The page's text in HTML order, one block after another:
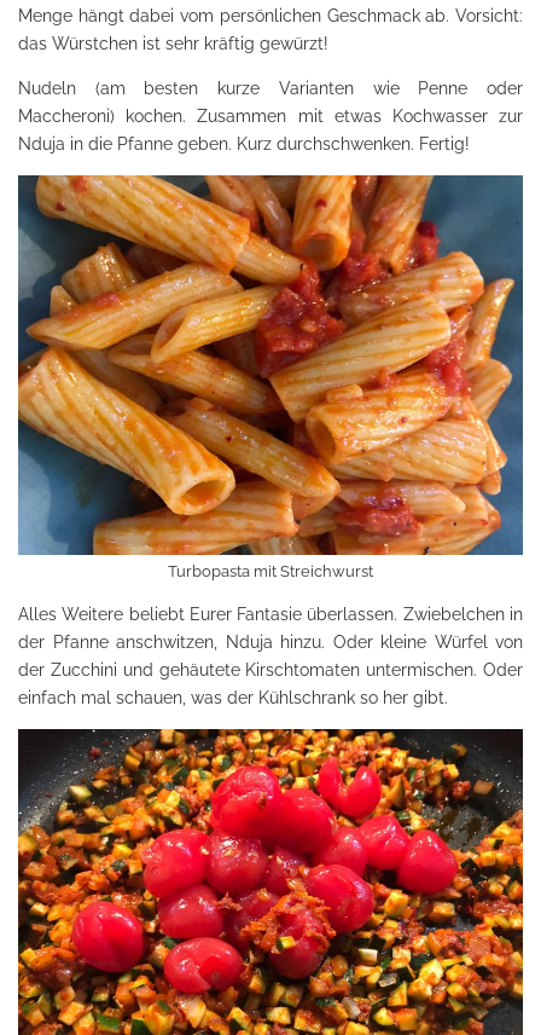
Menge hängt dabei vom persönlichen Geschmack ab. Vorsicht:
das Würstchen ist sehr kräftig gewürzt!
Nudeln (am besten kurze Varianten wie Penne oder
Maccheroni) kochen. Zusammen mit etwas Kochwasser zur
Nduja in die Pfanne geben. Kurz durchschwenken. Fertig!
Turbopasta mit Streichwurst
Alles Weitere beliebt Eurer Fantasie überlassen. Zwiebelchen in
der Pfanne anschwitzen, Nduja hinzu. Oder kleine Würfel von
der Zucchini und gehäutete Kirschtomaten untermischen. Oder
einfach mal schauen, was der Kühlschrank so her gibt.